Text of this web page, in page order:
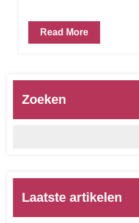
Read More
Zoeken
Laatste artikelen